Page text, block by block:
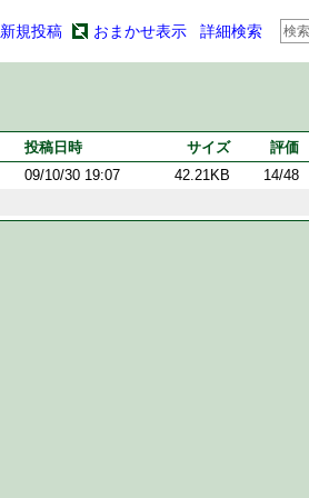
新規投稿 おまかせ表示 詳細検索
投稿日時 サイズ 評価
09/10/30 19:07 42.21KB 14/48